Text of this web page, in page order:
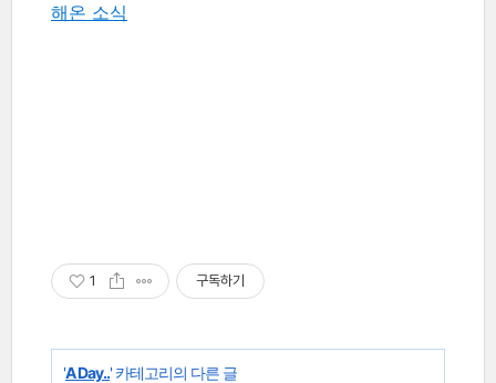
해온 소식
1 구독하기
'A Day..' 카테고리의 다른 글